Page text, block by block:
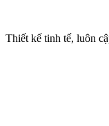
Thiết kế tinh tế, luôn